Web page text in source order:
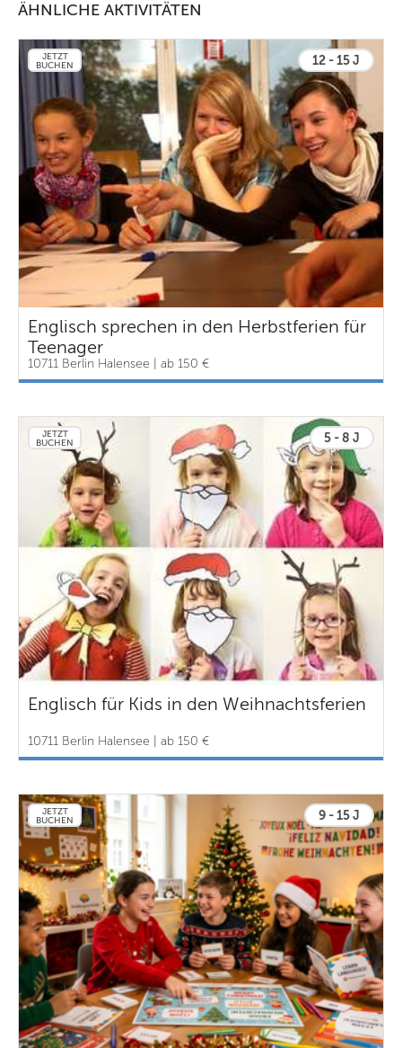
ÄHNLICHE AKTIVITÄTEN
JETZT
BUCHEN
12 - 15 J
Englisch sprechen in den Herbstferien für
Teenager
10711 Berlin Halensee | ab 150 €
JETZT
BUCHEN
5 - 8 J
Englisch für Kids in den Weihnachtsferien
10711 Berlin Halensee | ab 150 €
JETZT
BUCHEN
9 - 15 J